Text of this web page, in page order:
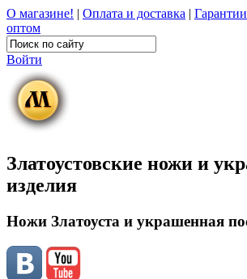
О магазине! | Оплата и доставка | Гарантии
оптом
Войти
Златоустовские ножи и
изделия
Ножи Златоуста и украшенная